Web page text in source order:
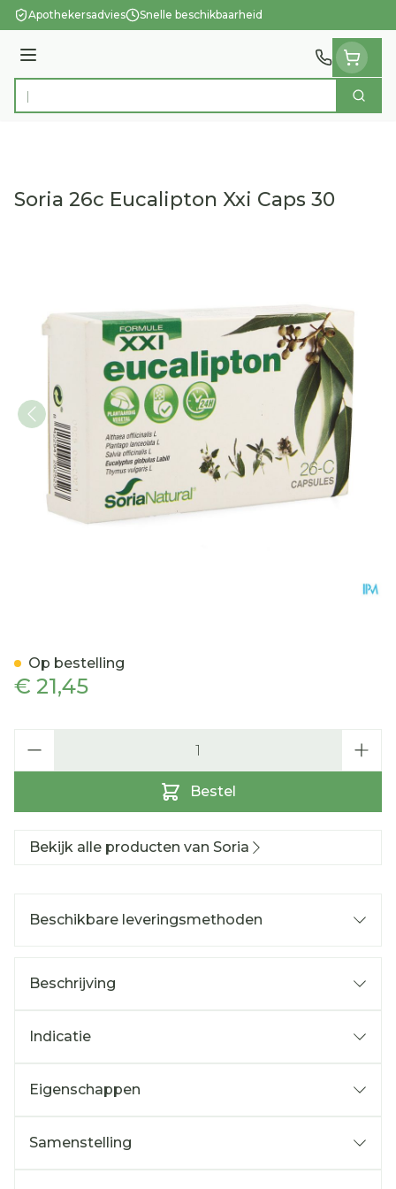
Ga naar de inhoud
Apothekersadvies Snelle beschikbaarheid
Menu
Product, merk, categorie... Zoek
Soria 26c Eucalipton Xxi Caps 30
€ 21,45
Bestel
Op bestelling
Bekijk alle producten van Soria
Beschikbare leveringsmethoden
Beschrijving
Indicatie
Eigenschappen
Samenstelling